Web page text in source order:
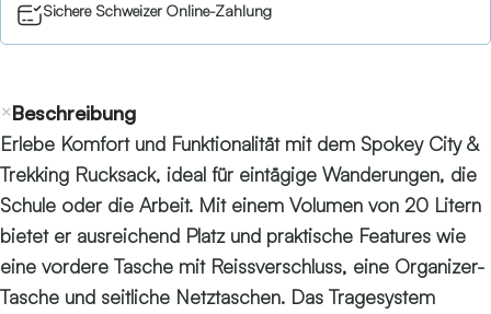
Sichere Schweizer Online-Zahlung
Beschreibung
Erlebe Komfort und Funktionalität mit dem Spokey City &
Trekking Rucksack, ideal für eintägige Wanderungen, die
Schule oder die Arbeit. Mit einem Volumen von 20 Litern
bietet er ausreichend Platz und praktische Features wie
eine vordere Tasche mit Reissverschluss, eine Organizer-
Tasche und seitliche Netztaschen. Das Tragesystem